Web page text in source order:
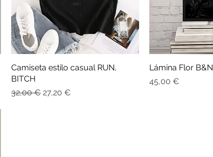
Camiseta estilo casual RUN,
BITCH
Precio
32,00 € Precio de oferta
27,20 €
Lámina Flor B&N
Precio
45,00 €